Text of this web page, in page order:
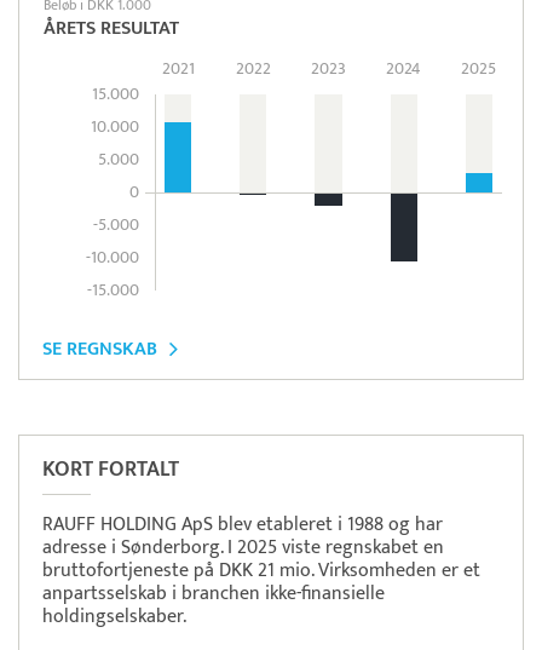
ÅRETS RESULTAT
15.000
10.000
5.000
0
-5.000
-10.000
-15.000
2021 2022 2023 2024 2025
SE REGNSKAB
KORT FORTALT
RAUFF HOLDING ApS blev etableret i 1988 og har
adresse i Sønderborg. I 2025 viste regnskabet en
bruttofortjeneste på DKK 21 mio. Virksomheden er et
anpartsselskab i branchen ikke-finansielle
holdingselskaber.